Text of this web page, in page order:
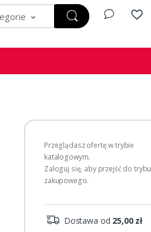
Przeglądasz ofertę w trybie
katalogowym.
Zaloguj się, aby przejść do trybu
zakupowego.
Dostawa od 25,00 zł